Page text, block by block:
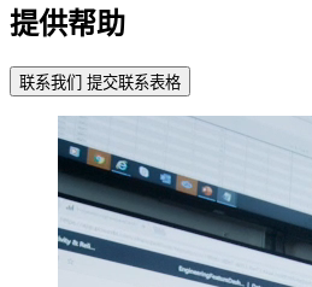
提供帮助
联系我们 提交联系表格